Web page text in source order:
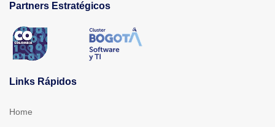
Partners Estratégicos
Links Rápidos
Home